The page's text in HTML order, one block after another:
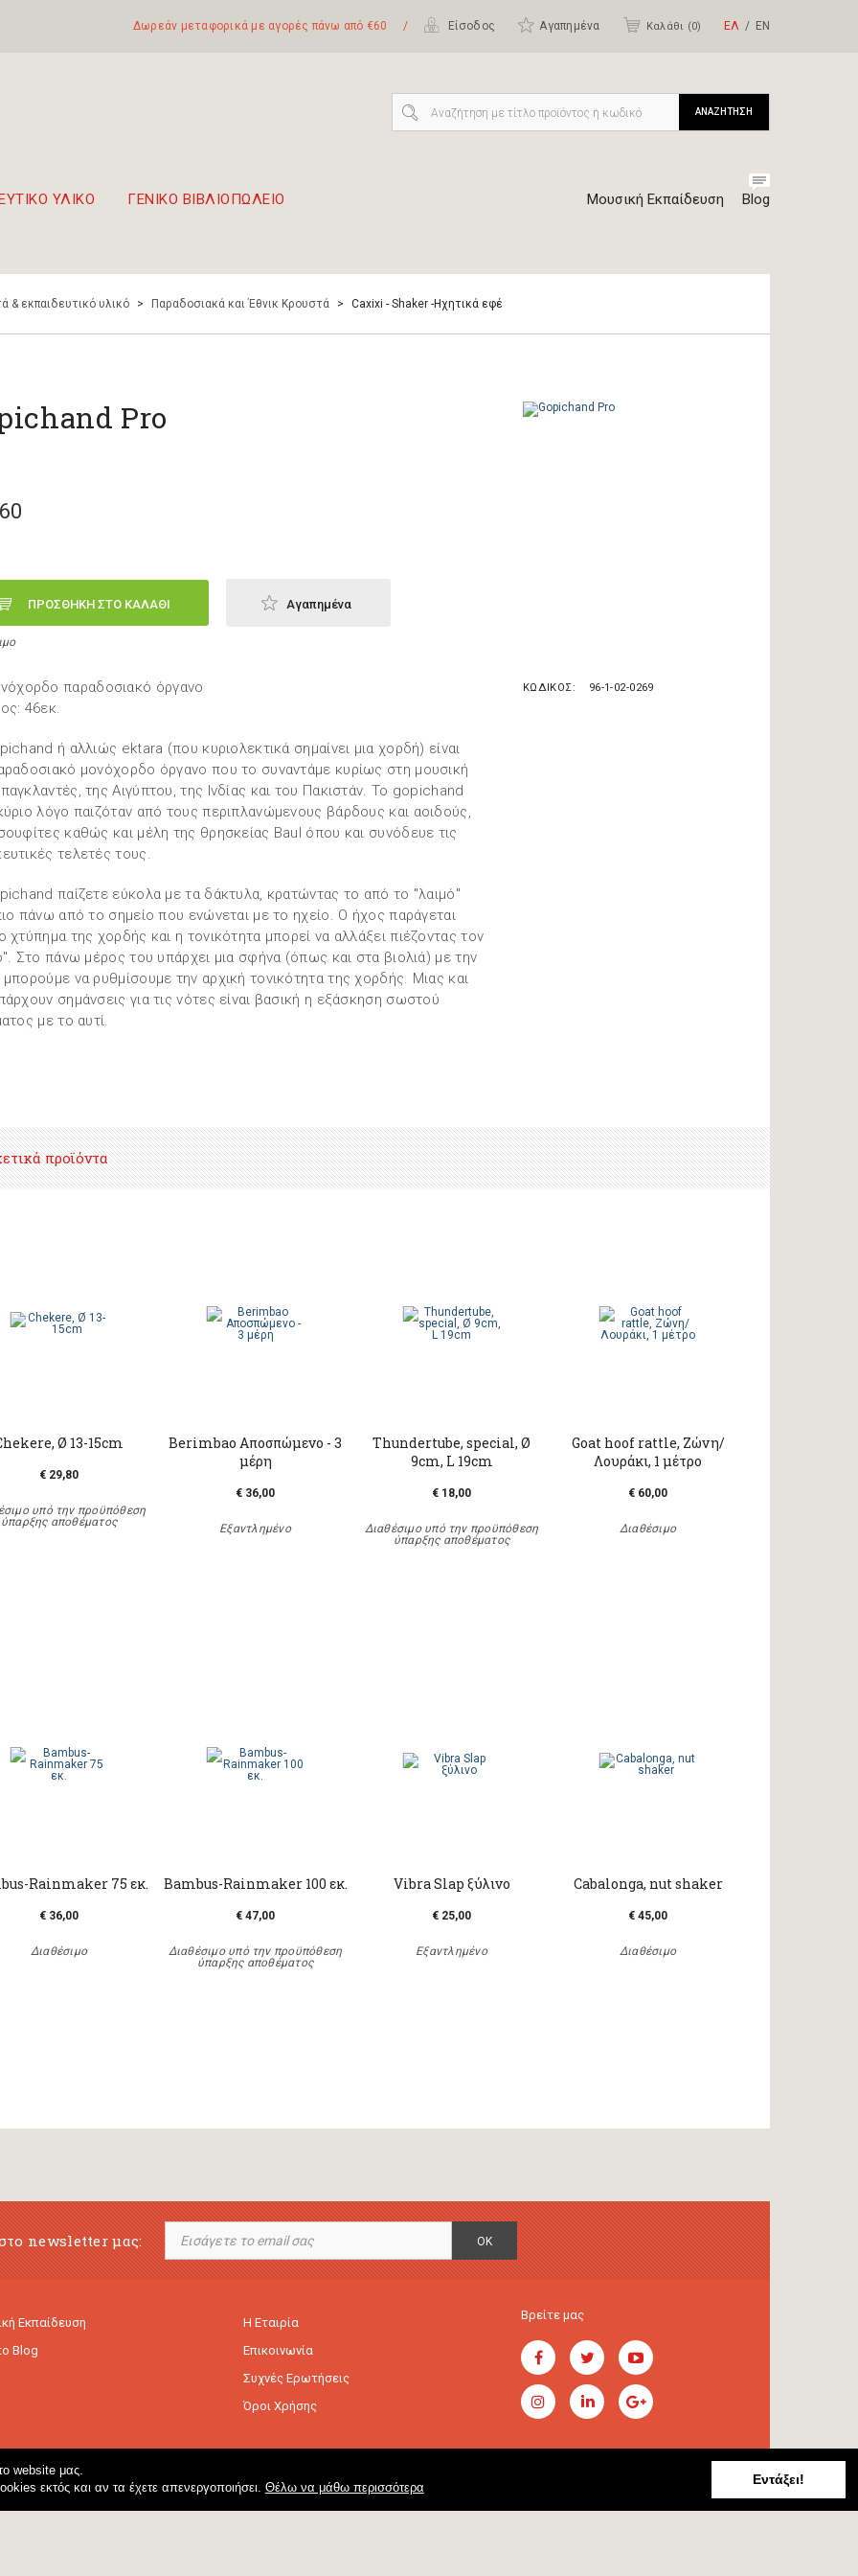
website μας.
εκτός και αν τα έχετε απενεργοποιήσει. Θέλω να μάθω περισσότερα
Εντάξει!
Δωρεάν μεταφορικά με αγορές πάνω από €60 / Είσοδος Αγαπημένα Καλάθι (0) ΕΛ ΕΝ
ΥΛΙΚΟ ΓΕΝΙΚΟ ΒΙΒΛΙΟΠΩΛΕΙΟ Μουσική Εκπαίδευση Blog
ΑΝΑΖΗΤΗΣΗ
& εκπαιδευτικό υλικό > Παραδοσιακά και Έθνικ Κρουστά > Caxixi - Shaker -Ηχητικά εφέ
Pro
ΠΡΟΣΘΗΚΗ ΣΤΟ ΚΑΛΑΘΙ Αγαπημένα
παραδοσιακό όργανο
46εκ.
ή αλλιώς ektara (που κυριολεκτικά σημαίνει μια χορδή) είναι
μονόχορδο όργανο που το συναντάμε κυρίως στη μουσική
της Αιγύπτου, της Ινδίας και του Πακιστάν. Το gopichand
λόγο παιζόταν από τους περιπλανώμενους βάρδους και αοιδούς,
καθώς και μέλη της θρησκείας Baul όπου και συνόδευε τις
τελετές τους.
παίζετε εύκολα με τα δάκτυλα, κρατώντας το από το "λαιμό"
πάνω από το σημείο που ενώνεται με το ηχείο. Ο ήχος παράγεται
χτύπημα της χορδής και η τονικότητα μπορεί να αλλάξει πιέζοντας τον
Στο πάνω μέρος του υπάρχει μια σφήνα (όπως και στα βιολιά) με την
να ρυθμίσουμε την αρχική τονικότητα της χορδής. Μιας και
σημάνσεις για τις νότες είναι βασική η εξάσκηση σωστού
με το αυτί.
ΚΩΔΙΚΟΣ 96-1-02-0269
προϊόντα
Ø 13-15cm
€ 29,80
υπό την προϋπόθεση
ύπαρξης αποθέματος
Berimbao Αποσπώμενο - 3
μέρη
€ 36,00
Εξαντλημένο
Thundertube, special, Ø
9cm, L 19cm
€ 18,00
Διαθέσιμο υπό την προϋπόθεση
ύπαρξης αποθέματος
Goat hoof rattle, Ζώνη/
Λουράκι, 1 μέτρο
€ 60,00
Διαθέσιμο
Rainmaker 75 εκ.
€ 36,00
Διαθέσιμο
Bambus-Rainmaker 100 εκ.
€ 47,00
Διαθέσιμο υπό την προϋπόθεση
ύπαρξης αποθέματος
Vibra Slap ξύλινο
€ 25,00
Εξαντλημένο
Cabalonga, nut shaker
€ 45,00
Διαθέσιμο
newsletter μας: OK
Εκπαίδευση
Blog
Η Εταιρία
Επικοινωνία
Συχνές Ερωτήσεις
Όροι Χρήσης
Βρείτε μας
Handcrafted byRADIAL